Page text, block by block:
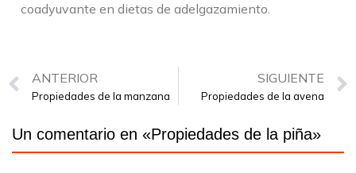
coadyuvante en dietas de adelgazamiento.
ANTERIOR
Propiedades de la manzana
SIGUIENTE
Propiedades de la avena
Un comentario en «Propiedades de la piña»